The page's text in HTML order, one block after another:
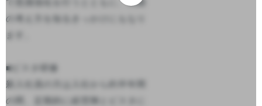
の考え方を知るきっかけにもなり
ます。
■ビスタ研修
新入社員の方は入社から約半年間
の間、定期的に経営陣とビスタに